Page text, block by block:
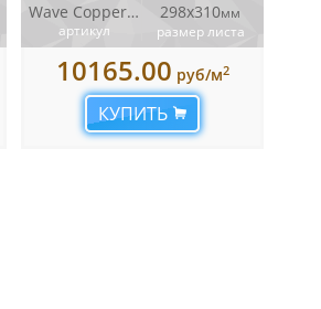
Wave Copper PT128-1
артикул
298x310мм
размер листа
10165.00 руб/м2
КУПИТЬ